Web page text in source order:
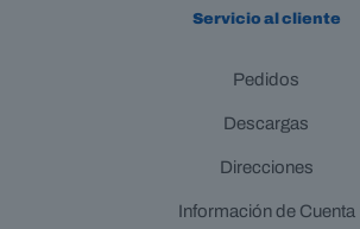
Servicio al cliente
Pedidos
Descargas
Direcciones
Información de Cuenta